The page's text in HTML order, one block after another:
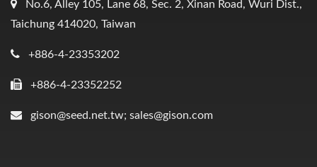
No.6, Alley 105, Lane 68, Sec. 2, Xinan Road, Wuri Dist.,
Taichung 414020, Taiwan
+886-4-23353202
+886-4-23352252
gison@seed.net.tw; sales@gison.com